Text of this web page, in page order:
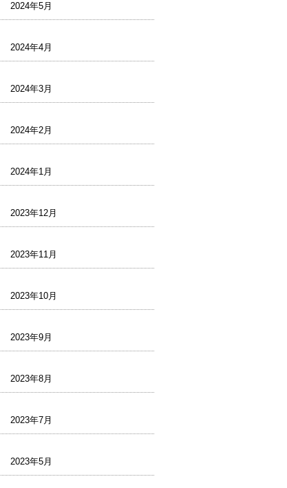
2024年5月
2024年4月
2024年3月
2024年2月
2024年1月
2023年12月
2023年11月
2023年10月
2023年9月
2023年8月
2023年7月
2023年5月